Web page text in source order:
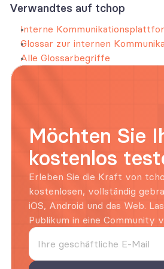
Verwandtes auf tchop
Interne
Glossar zur internen
Alle Glossarbegriffe
Möchten Sie
kostenlos
Erleben Sie die Kraft von
kostenlosen, vollständig
iOS, Android und das Web.
Publikum in eine Community